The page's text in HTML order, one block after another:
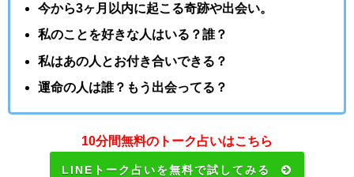
今から3ヶ月以内に起こる奇跡や出会い。
私のことを好きな人はいる？誰？
私はあの人とお付き合いできる？
運命の人は誰？もう出会ってる？
10分間無料のトーク占いはこちら
LINEトーク占いを無料で試してみる